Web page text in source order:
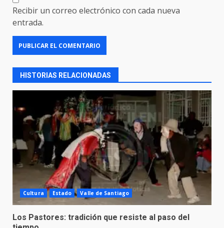
Recibir un correo electrónico con cada nueva
entrada.
HISTORIAS RELACIONADAS
Cultura Estado Valle de Santiago
Los Pastores: tradición que resiste al paso del